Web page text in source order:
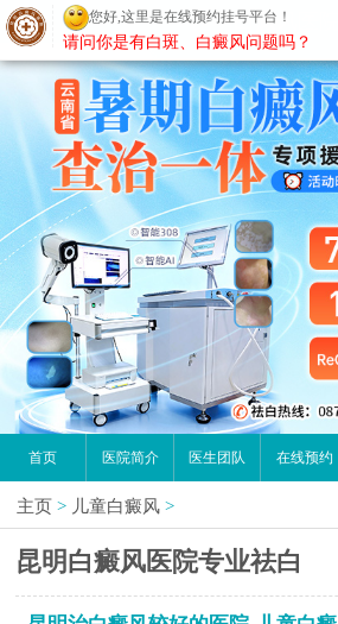
昆明白癜风医院
首页 医院简介 医生团队 在线预约
主页 > 儿童白癜风 >
昆明白癜风医院专业祛白
您好,这里是在线预约挂号平台！
请问你是有白斑、白癜风问题吗？